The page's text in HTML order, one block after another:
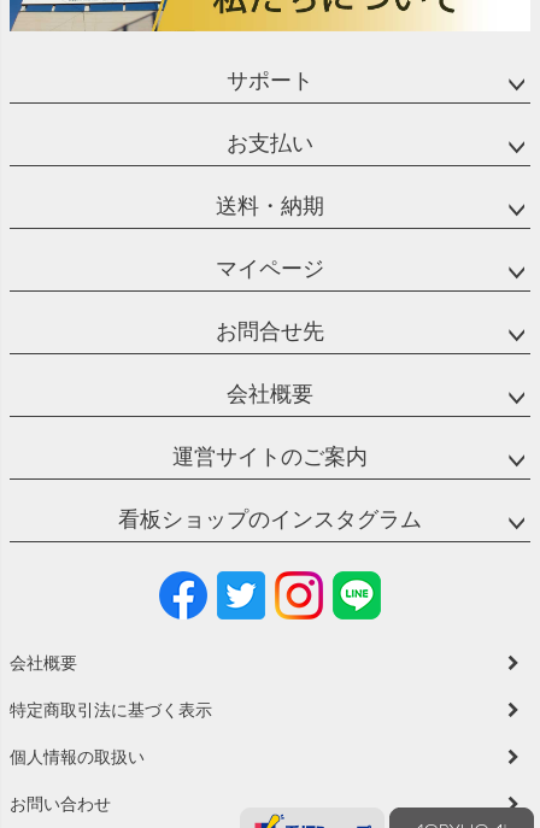
サポート
お支払い
送料・納期
マイページ
お問合せ先
会社概要
運営サイトのご案内
看板ショップのインスタグラム
会社概要
特定商取引法に基づく表示
個人情報の取扱い
お問い合わせ